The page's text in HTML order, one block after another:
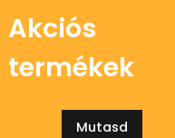
Akciós
termékek
Mutasd